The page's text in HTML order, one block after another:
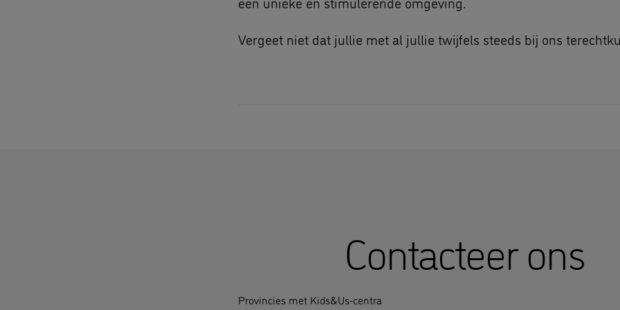
Vergeet niet dat jullie met al jullie twijfels steeds bij ons
Contacteer ons
Provincies met Kids&Us-centra